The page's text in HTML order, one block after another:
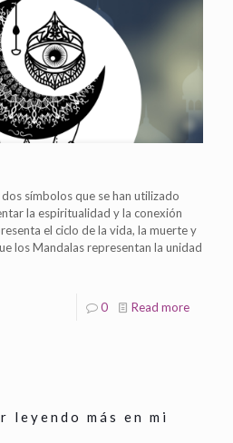
símbolos que se han utilizado
la espiritualidad y la conexión
el ciclo de la vida, la muerte y
los Mandalas representan la unidad
0 Read more
leyendo más en mi